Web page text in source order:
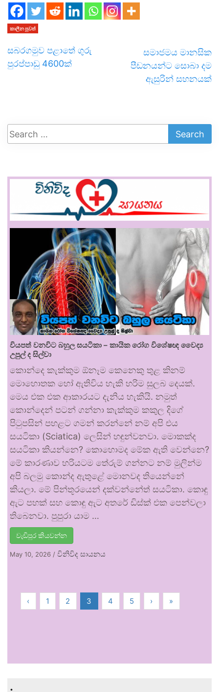
කාලීන පුවත්
සබරගමුව පළාතේ ගුරු
පුරප්පාඩු 4600ක්
සමාජමය මානසික
පීඩනයන්ට සොබා දම
ඇසුරින් සහනයක්
වියපත් වනවිට බහුල සයටිකා – කායික රෝග විශේෂඥ වෛද්‍ය
උපුල් ද සිල්වා
කොන්දෙ කැක්කුම ඕනෑම කෙනෙකු තුළ කිනම්
මොහොතක හෝ ඇතිවිය හැකි හරිම සුලබ දෙයක්.
මෙය එක එක ආකාරයට දැනිය හැකියි. නමුත්
කොන්දෙන් පටන් ගන්නා කැක්කුම කකුල දිගේ
පිටුපසින් පහළට ගමන් කරන්නේ නම් අපි එය
සයටිකා (Sciatica) ලෙසින් හඳුන්වනවා. මොකක්ද
සයටිකා කියන්නෙ? කොහොමද මේක ඇති වෙන්නෙ?
මේ කාරණාව හරියටම තේරුම් ගන්නට නම් මුලින්ම
අපි බලමු කොන්ද ඇතුළේ මොනවද තියෙන්නේ
කියලා. මේ පින්තූරයෙන් දක්වන්නේත් සයටිකා. කොඳු
ඇට පහක් සහ කොඳු ඇට අතරේ ඩිස්ක් එක පෙන්වලා
තිබෙනවා. පුපුරා යාම …
වැඩිපුර කියවන්න
May 10, 2026 / විනිවිද සායනය
‹ 1 2 3 4 5 › »
.